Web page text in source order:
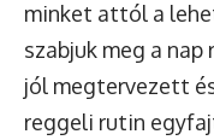
minket attól a
szabjuk meg a
jól megtervezett
reggeli rutin